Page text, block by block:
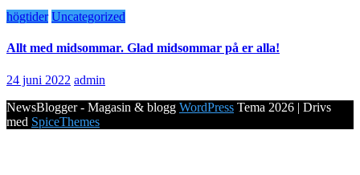
högtider Uncategorized
Allt med midsommar. Glad midsommar på er alla!
24 juni 2022 admin
NewsBlogger - Magasin & blogg WordPress Tema 2026 | Drivs
med SpiceThemes